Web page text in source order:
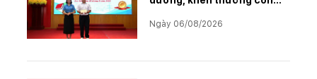
học tập xuất sắc năm học
Ngày 06/08/2026